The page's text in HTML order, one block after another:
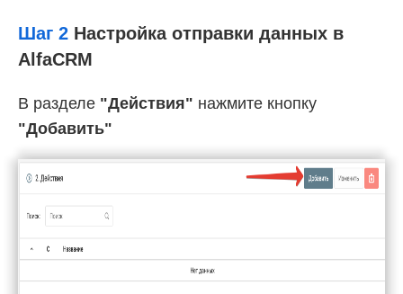
Шаг 2 Настройка отправки данных в
AlfaCRM
В разделе "Действия" нажмите кнопку
"Добавить"